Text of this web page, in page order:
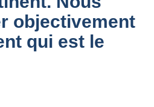
objectivement
qui est le